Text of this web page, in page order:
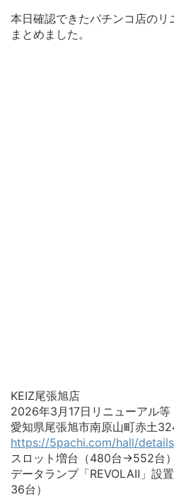
本日確認できたパチンコ店の
まとめました。
KEIZ尾張旭店
2026年3月17日リニューアル等
愛知県尾張旭市南原山町赤土
https://5pachi.com/hall/
スロット増台（480台→552台
データランプ「REVOLAⅡ」設
36台）